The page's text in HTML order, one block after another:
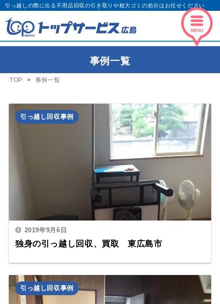
引っ越しの際に出る不用品回収の引き取りや粗大ゴミの処分はお任せください
事例一覧
TOP 事例一覧
2019年9月6日
独身の引っ越し回収、買取 東広島市
引っ越し回収事例
引っ越し回収事例